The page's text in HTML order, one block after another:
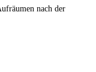
nach der